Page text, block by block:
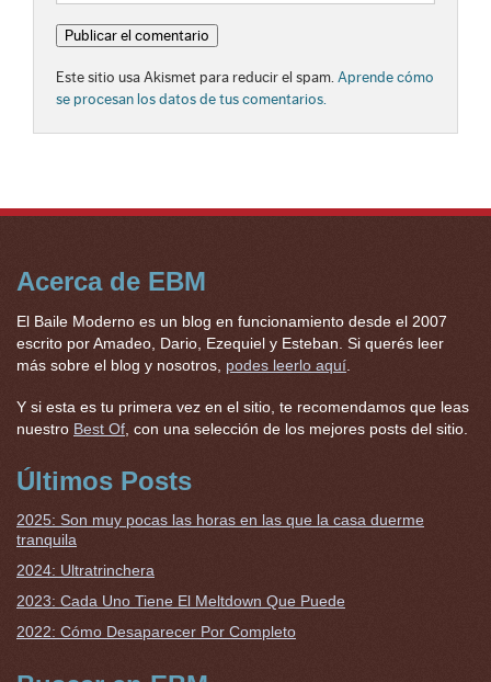
Este sitio usa Akismet para reducir el spam. Aprende cómo
se procesan los datos de tus comentarios.
Acerca de EBM
El Baile Moderno es un blog en funcionamiento desde el 2007
escrito por Amadeo, Dario, Ezequiel y Esteban. Si querés leer
más sobre el blog y nosotros, podes leerlo aquí
Y si esta es tu primera vez en el sitio, te recomendamos que leas
nuestro Best Of , con una selección de los mejores posts del sitio.
Últimos Posts
2025: Son muy pocas las horas en las que la casa duerme
tranquila
2024: Ultratrinchera
2023: Cada Uno Tiene El Meltdown Que Puede
2022: Cómo Desaparecer Por Completo